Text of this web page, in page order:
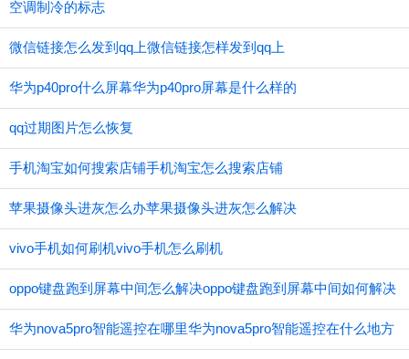
空调制冷的标志
微信链接怎么发到qq上微信链接怎样发到qq上
华为p40pro什么屏幕华为p40pro屏幕是什么样的
qq过期图片怎么恢复
手机淘宝如何搜索店铺手机淘宝怎么搜索店铺
苹果摄像头进灰怎么办苹果摄像头进灰怎么解决
vivo手机如何刷机vivo手机怎么刷机
oppo键盘跑到屏幕中间怎么解决oppo键盘跑到屏幕中间如何解决
华为nova5pro智能遥控在哪里华为nova5pro智能遥控在什么地方